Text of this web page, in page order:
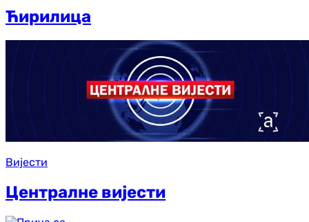
Ћирилица
Вијести
Централне вијести